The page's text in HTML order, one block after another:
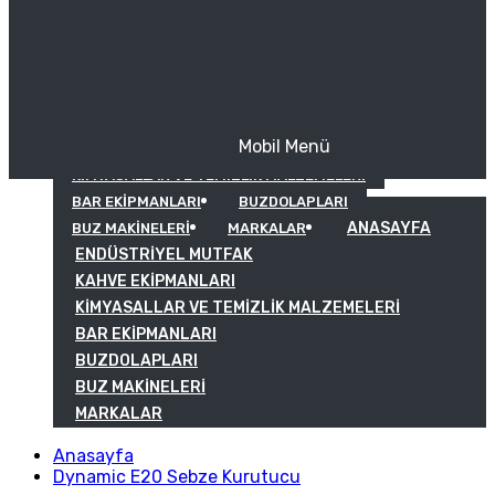
KIMYASALLAR VE TEMIZLIK MALZEMELERI
BAR EKIPMANLARI
BUZDOLAPLARI
BUZ MAKINELERI
MARKALAR
Mobil Menü
ANASAYFA
ENDÜSTRIYEL MUTFAK
KAHVE EKIPMANLARI
KIMYASALLAR VE TEMIZLIK MALZEMELERI
BAR EKIPMANLARI
BUZDOLAPLARI
BUZ MAKINELERI
MARKALAR
Anasayfa
Dynamic E20 Sebze Kurutucu